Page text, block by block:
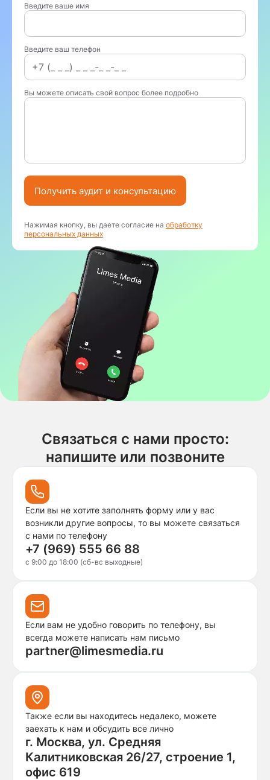
Введите ваше имя
Введите ваш телефон
Вы можете описать свой вопрос более подробно
Получить аудит и консультацию
Нажимая кнопку, вы даете согласие на обработку
персональных данных
Связаться с нами просто:
напишите или позвоните
Если вы не хотите заполнять форму или у вас
возникли другие вопросы, то вы можете связаться
с нами по телефону
+7 (969) 555 66 88
c 9:00 до 18:00 (сб-вс выходные)
Если вам не удобно говорить по телефону, вы
всегда можете написать нам письмо
partner@limesmedia.ru
Также если вы находитесь недалеко, можете
заехать к нам и обсудить все лично
г. Москва, ул. Средняя
Калитниковская 26/27, строение 1,
офис 619